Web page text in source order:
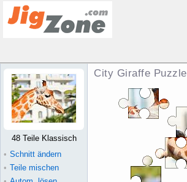
City Giraffe Puzzle
48 Teile Klassisch
• Schnitt ändern
• Teile mischen